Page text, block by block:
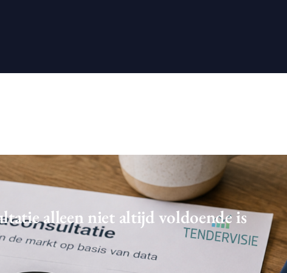
alleen niet altijd voldoende is